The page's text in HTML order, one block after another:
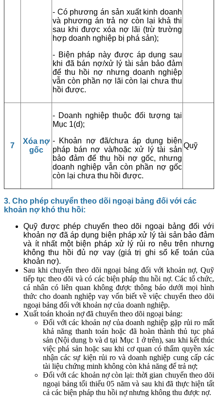
- Có phương án sản xuất kinh doanh
và phương án trả nợ còn lại khả thi
sau khi được xóa nợ lãi (trừ trường
hợp doanh nghiệp bị phá sản);
- Biện pháp này được áp dụng sau
khi đã bán nợ/xử lý tài sản bảo đảm
để thu hồi nợ nhưng doanh nghiệp
vẫn còn phần nợ lãi còn lại chưa thu
hồi được.
7
Xóa nợ
gốc
- Doanh nghiệp thuộc đối tượng tại
Mục 1(d);
- Khoản nợ đã/chưa áp dụng biện
pháp bán nợ và/hoặc xử lý tài sản
bảo đảm để thu hồi nợ gốc, nhưng
doanh nghiệp vẫn còn phần nợ gốc
còn lại chưa thu hồi được.
Quỹ
3. Cho phép chuyển theo dõi ngoại bảng đối với các
khoản nợ khó thu hồi:
Quỹ được phép chuyển theo dõi ngoại bảng đối với
khoản nợ đã áp dụng biện pháp xử lý tài sản bảo đảm
và ít nhất một biện pháp xử lý rủi ro nêu trên nhưng
không thu hồi đủ nợ vay (giá trị ghi sổ kế toán của
khoản nợ).
Sau khi chuyển theo dõi ngoại bảng đối với khoản nợ, Quỹ
tiếp tục theo dõi và có các biện pháp thu hồi nợ. Các tổ chức,
cá nhân có liên quan không được thông báo dưới mọi hình
thức cho doanh nghiệp vay vốn biết về việc chuyển theo dõi
ngoại bảng đối với khoản nợ của doanh nghiệp.
Xuất toán khoản nợ đã chuyển theo dõi ngoại bảng:
Đối với các khoản nợ của doanh nghiệp gặp rủi ro mất
khả năng thanh toán hoặc đã hoàn thành thủ tục phá
sản (Nội dung b và d tại Mục 1 ở trên), sau khi kết thúc
việc phá sản hoặc sau khi cơ quan có thẩm quyền xác
nhận các sự kiện rủi ro và doanh nghiệp cung cấp các
tài liệu chứng minh không còn khả năng để trả nợ;
Đối với các khoản nợ còn lại: thời gian chuyển theo dõi
ngoại bảng tối thiểu 05 năm và sau khi đã thực hiện tất
cả các biện pháp thu hồi nợ nhưng không thu được nợ.